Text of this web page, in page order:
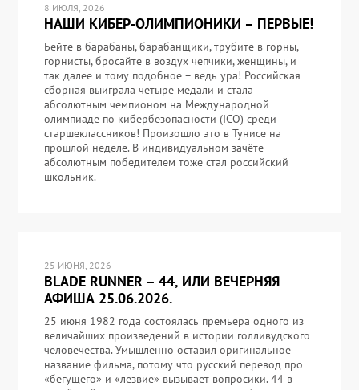
8 ИЮЛЯ, 2026
НАШИ КИБЕР-ОЛИМПИОНИКИ – ПЕРВЫЕ!
Бейте в барабаны, барабанщики, трубите в горны,
горнисты, бросайте в воздух чепчики, женщины, и
так далее и тому подобное – ведь ура! Российская
сборная выиграла четыре медали и стала
абсолютным чемпионом на Международной
олимпиаде по кибербезопасности (ICO) среди
старшеклассников! Произошло это в Тунисе на
прошлой неделе. В индивидуальном зачёте
абсолютным победителем тоже стал российский
школьник.
25 ИЮНЯ, 2026
BLADE RUNNER – 44, ИЛИ ВЕЧЕРНЯЯ
АФИША 25.06.2026.
25 июня 1982 года состоялась премьера одного из
величайших произведений в истории голливудского
человечества. Умышленно оставил оригинальное
название фильма, потому что русский перевод про
«бегущего» и «лезвие» вызывает вопросики. 44 в